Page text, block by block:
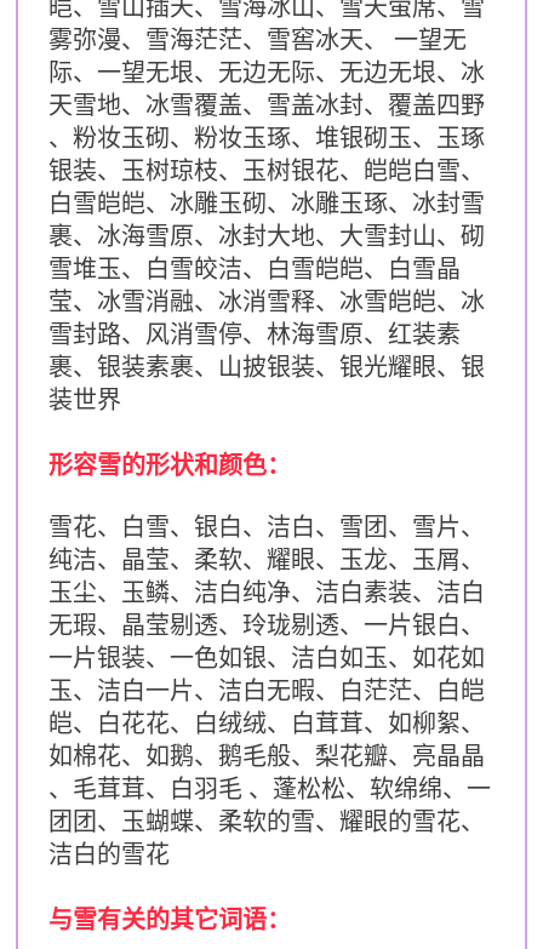
皑、雪山插天、 雪海冰山、 雪天萤席、雪
雾弥漫、雪海茫茫、雪窖冰天、
一望无
际、一望无垠、无边无际、无边无垠、冰
天雪地、冰雪覆盖、 雪盖冰封、 覆盖四野
、粉妆玉砌、粉妆玉琢、堆银砌玉、玉琢
银装、玉树琼枝、 玉树银花、皑皑白雪、
白雪皑皑、冰雕玉砌、冰雕玉琢、冰封雪
裹、冰海雪原、冰封大地、大雪封山、砌
雪堆玉、白雪皎洁、 白雪皑皑、 白雪晶
莹、冰雪消融、冰消雪释、冰雪皑皑、冰
雪封路、风消雪停、林海雪原、 红装素
裹、 银装素裹、 山披银装、 银光耀眼、银
装世界
形容雪的形状和颜色：
雪花、白雪、银白、洁白、雪团、雪片、
纯洁、晶莹、柔软、耀眼、玉龙、玉屑、
玉尘、玉鳞、 洁白纯净、洁白素装、洁白
无瑕、晶莹剔透、玲珑剔透、一片银白、
一片银装、一色如银、洁白如玉、如花如
玉、洁白一片、洁白无暇、白茫茫、白皑
皑、白花花、白绒绒、白茸茸、如柳絮、
如棉花、如鹅、鹅毛般、梨花瓣、亮晶晶
、毛茸茸、白羽毛 、蓬松松、软绵绵、一
团团、玉蝴蝶、柔软的雪、耀眼的雪花、
洁白的雪花
与雪有关的其它词语：